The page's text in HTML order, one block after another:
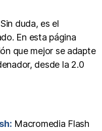
Sin duda, es el
En esta página
que mejor se adapte
desde la 2.0
Macromedia Flash